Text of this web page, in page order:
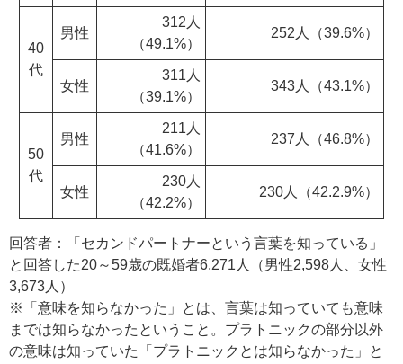
40
代
男性
312人
（49.1%）
252人（39.6%）
女性
311人
（39.1%）
343人（43.1%）
50
代
男性
211人
（41.6%）
237人（46.8%）
女性
230人
（42.2%）
230人（42.2.9%）
回答者：「セカンドパートナーという言葉を知っている」
と回答した20～59歳の既婚者6,271人（男性2,598人、女性
3,673人）
※「意味を知らなかった」とは、言葉は知っていても意味
までは知らなかったということ。プラトニックの部分以外
の意味は知っていた「プラトニックとは知らなかった」と